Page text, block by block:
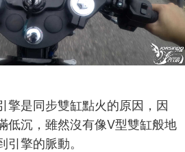
擎是同步雙缸點火的原因，因
低沉，雖然沒有像V型雙缸般地
引擎的脈動。